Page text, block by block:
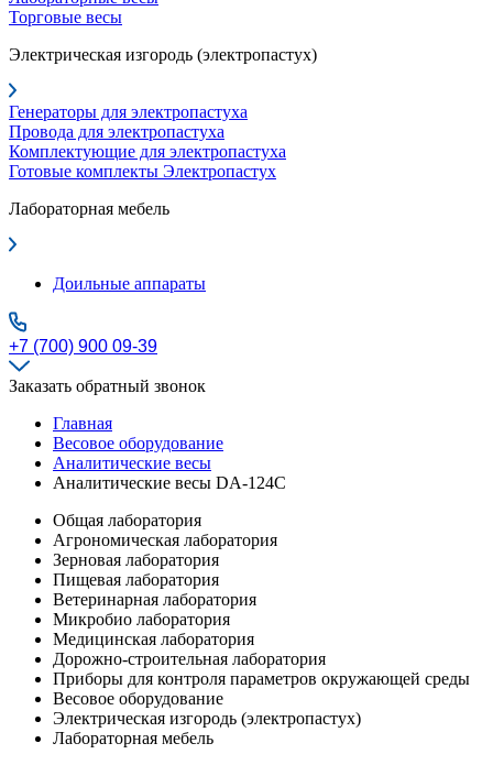
Торговые весы
Электрическая изгородь (электропастух)
Генераторы для электропастуха
Провода для электропастуха
Комплектующие для электропастуха
Готовые комплекты Электропастух
Лабораторная мебель
Доильные аппараты
+7 (700) 900 09-39
Заказать обратный звонок
Главная
Весовое оборудование
Аналитические весы
Аналитические весы DA-124C
Общая лаборатория
Агрономическая лаборатория
Зерновая лаборатория
Пищевая лаборатория
Ветеринарная лаборатория
Микробио лаборатория
Медицинская лаборатория
Дорожно-строительная лаборатория
Приборы для контроля параметров окружающей среды
Весовое оборудование
Электрическая изгородь (электропастух)
Лабораторная мебель